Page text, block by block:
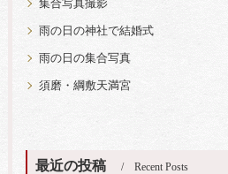
集合写真撮影
雨の日の神社で結婚式
雨の日の集合写真
須磨・綱敷天満宮
最近の投稿 Recent Posts